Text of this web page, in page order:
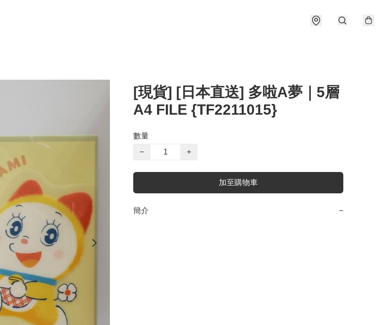
[現貨] [日本直送] 多啦A夢｜5層
A4 FILE {TF2211015}
數量
−
+
加至購物車
簡介 −